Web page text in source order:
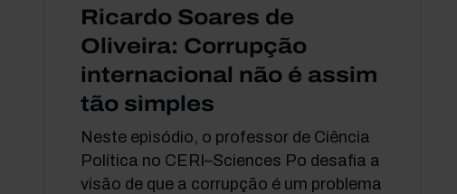
Ricardo Soares de
Oliveira: Corrupção
internacional não é assim
tão simples
Neste episódio, o professor de Ciência
Política no CERI–Sciences Po desafia a
visão de que a corrupção é um problema